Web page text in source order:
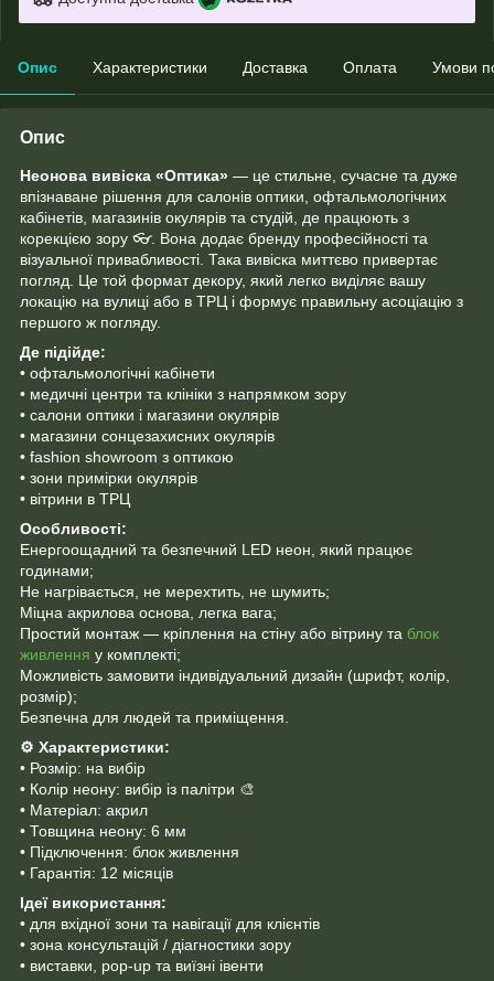
Опис Характеристики Доставка Оплата Умови
Опис
Неонова вивіска «Оптика» — це стильне, сучасне та дуже
впізнаване рішення для салонів оптики, офтальмологічних
кабінетів, магазинів окулярів та студій, де працюють з
корекцією зору 👓. Вона додає бренду професійності та
візуальної привабливості. Така вивіска миттєво привертає
погляд. Це той формат декору, який легко виділяє вашу
локацію на вулиці або в ТРЦ і формує правильну асоціацію з
першого ж погляду.
Де підійде:
• офтальмологічні кабінети
• медичні центри та клініки з напрямком зору
• салони оптики і магазини окулярів
• магазини сонцезахисних окулярів
• fashion showroom з оптикою
• зони примірки окулярів
• вітрини в ТРЦ
Особливості:
Енергоощадний та безпечний LED неон, який працює
годинами;
Не нагрівається, не мерехтить, не шумить;
Міцна акрилова основа, легка вага;
Простий монтаж — кріплення на стіну або вітрину та блок
живлення у комплекті;
Можливість замовити індивідуальний дизайн (шрифт, колір,
розмір);
Безпечна для людей та приміщення.
⚙️ Характеристики:
• Розмір: на вибір
• Колір неону: вибір із палітри 🎨
• Матеріал: акрил
• Товщина неону: 6 мм
• Підключення: блок живлення
• Гарантія: 12 місяців
Ідеї використання:
• для вхідної зони та навігації для клієнтів
• зона консультацій / діагностики зору
• виставки, pop-up та виїзні івенти